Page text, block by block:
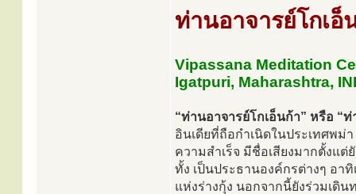
ท่านอาจารย์โกเอ็
Vipassana Meditation
Igatpuri, Maharashtra,
“ท่านอาจารย์โกเอ็นก้า” หรือ “
อินเดียที่ถือกำเนิดในประเทศพม่
ความสำเร็จ มีชื่อเสียงมากตั้งแ
ทั้ง เป็นประธานองค์กรต่างๆ อ
แห่งร่างกุ้ง นอกจากนี้ยังร่วมเดิ